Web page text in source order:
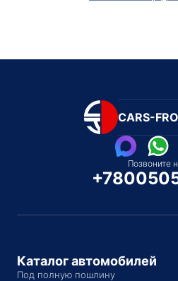
CARS-
Позвоните
Каталог автомобилей
Под полную пошлину